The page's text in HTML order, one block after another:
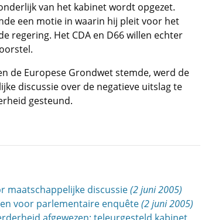
van het kabinet wordt opgezet.
een motie in waarin hij pleit voor het
regering. Het CDA en D66 willen echter
de Europese Grondwet stemde, werd de
discussie over de negatieve uitslag te
gesteund.
maatschappelijke discussie(2 juni 2005)
voor parlementaire enquête(2 juni 2005)